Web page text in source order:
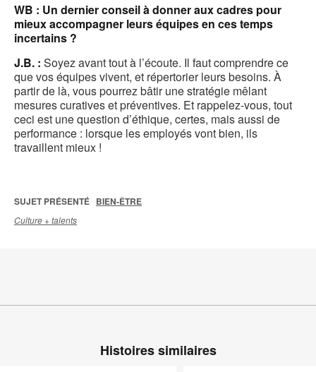
WB : Un dernier conseil à donner aux cadres pour
mieux accompagner leurs équipes en ces temps
incertains ?
J.B. : Soyez avant tout à l’écoute. Il faut comprendre ce
que vos équipes vivent, et répertorier leurs besoins. À
partir de là, vous pourrez bâtir une stratégie mêlant
mesures curatives et préventives. Et rappelez-vous, tout
ceci est une question d’éthique, certes, mais aussi de
performance : lorsque les employés vont bien, ils
travaillent mieux !
SUJET PRÉSENTÉ BIEN-ÊTRE
Culture + talents
Histoires similaires